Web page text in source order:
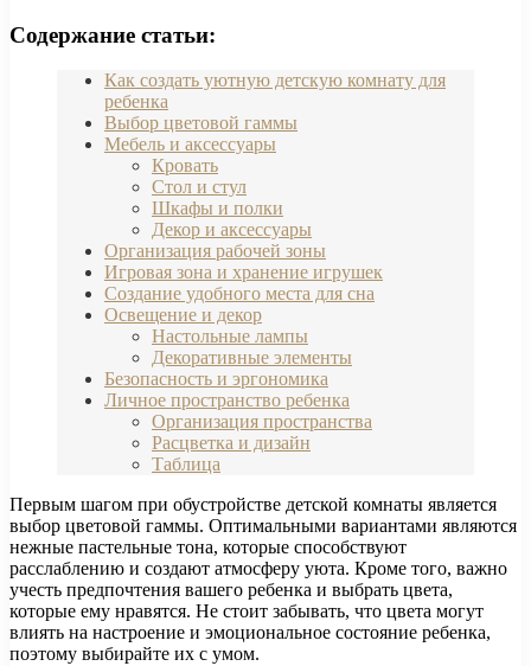
Содержание статьи:
Как создать уютную детскую комнату для
ребенка
Выбор цветовой гаммы
Мебель и аксессуары
Кровать
Стол и стул
Шкафы и полки
Декор и аксессуары
Организация рабочей зоны
Игровая зона и хранение игрушек
Создание удобного места для сна
Освещение и декор
Настольные лампы
Декоративные элементы
Безопасность и эргономика
Личное пространство ребенка
Организация пространства
Расцветка и дизайн
Таблица
Первым шагом при обустройстве детской комнаты является
выбор цветовой гаммы. Оптимальными вариантами являются
нежные пастельные тона, которые способствуют
расслаблению и создают атмосферу уюта. Кроме того, важно
учесть предпочтения вашего ребенка и выбрать цвета,
которые ему нравятся. Не стоит забывать, что цвета могут
влиять на настроение и эмоциональное состояние ребенка,
поэтому выбирайте их с умом.